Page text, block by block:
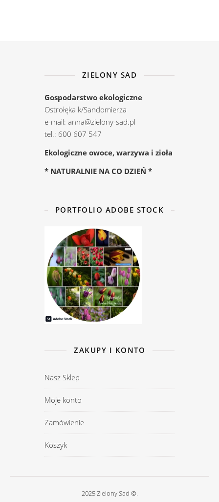
ZIELONY SAD
Gospodarstwo ekologiczne
Ostrołęka k/Sandomierza
e-mail: anna@zielony-sad.pl
tel.: 600 607 547
Ekologiczne owoce, warzywa i zioła
* NATURALNIE NA CO DZIEŃ *
PORTFOLIO ADOBE STOCK
ZAKUPY I KONTO
Nasz Sklep
Moje konto
Zamówienie
Koszyk
2025 Zielony Sad ©.